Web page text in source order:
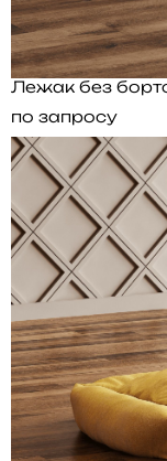
Лежак без
по запросу